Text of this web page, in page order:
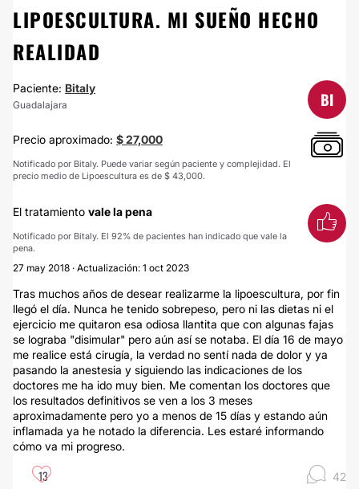
LIPOESCULTURA. MI SUEÑO HECHO
REALIDAD
Paciente: Bitaly
Guadalajara BI
Precio aproximado: $ 27,000
Notificado por Bitaly. Puede variar según paciente y complejidad. El
precio medio de Lipoescultura es de $ 43,000.
El tratamiento vale la pena
Notificado por Bitaly. El 92% de pacientes han indicado que vale la
pena.
27 may 2018 · Actualización: 1 oct 2023
Tras muchos años de desear realizarme la lipoescultura, por fin
llegó el día. Nunca he tenido sobrepeso, pero ni las dietas ni el
ejercicio me quitaron esa odiosa llantita que con algunas fajas
se lograba "disimular" pero aún así se notaba. El día 16 de mayo
me realice está cirugía, la verdad no sentí nada de dolor y ya
pasando la anestesia y siguiendo las indicaciones de los
doctores me ha ido muy bien. Me comentan los doctores que
los resultados definitivos se ven a los 3 meses
aproximadamente pero yo a menos de 15 días y estando aún
inflamada ya he notado la diferencia. Les estaré informando
cómo va mi progreso.
13 42